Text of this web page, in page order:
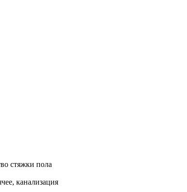
стяжки пола
канализация